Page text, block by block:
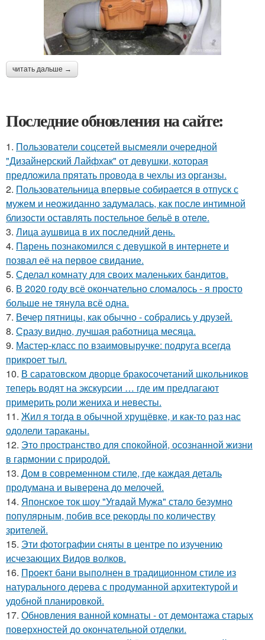
читать дальше →
Последние обновления на сайте:
1. Пользователи соцсетей высмеяли очередной
"Дизайнерский Лайфхак" от девушки, которая
предложила прятать провода в чехлы из органзы.
2. Пользовательница впервые собирается в отпуск с
мужем и неожиданно задумалась, как после интимной
близости оставлять постельное бельё в отеле.
3. Лица аушвица в их последний день.
4. Пaрень познакомился с девушкой в интернете и
позвал её на первое свидание.
5. Сделал комнату для своих маленьких бандитов.
6. В 2020 году всё окончательно сломалось - я просто
больше не тянула всё одна.
7. Вечер пятницы, как обычно - собрались у друзей.
8. Сразу видно, лучшая работница месяца.
9. Мастер-класс по взаимовыручке: подруга всегда
прикроет тыл.
10. В саратовском дворце бракосочетаний школьников
теперь водят на экскурсии … где им предлагают
примерить роли жениха и невесты.
11. Жил я тогда в обычной хрущёвке, и как-то раз нас
одолели тараканы.
12. Это пространство для спокойной, осознанной жизни
в гармонии с природой.
13. Дом в современном стиле, где каждая деталь
продумана и выверена до мелочей.
14. Японское ток шоу "Угaдaй Мужa" стaло безумно
популярным, побив все рекорды по количеству
зрителей.
15. Эти фотографии сняты в центре по изучению
исчезающих Видов волков.
16. Проект бани выполнен в традиционном стиле из
натурального дерева с продуманной архитектурой и
удобной планировкой.
17. Обновления ванной комнаты - от демонтажа старых
поверхностей до окончательной отделки.